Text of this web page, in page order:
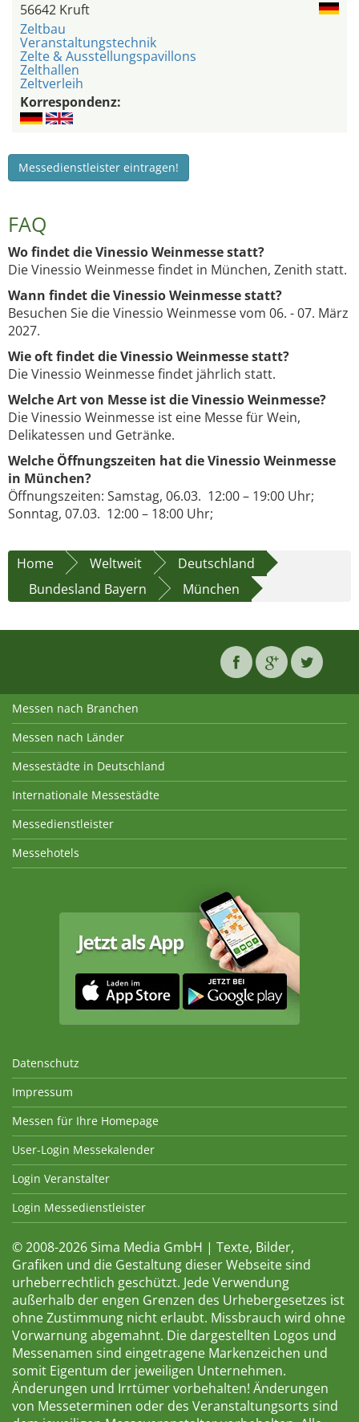
56642 Kruft
Zeltbau
Veranstaltungstechnik
Zelte & Ausstellungspavillons
Zelthallen
Zeltverleih
Korrespondenz:
Messedienstleister eintragen!
FAQ
Wo findet die Vinessio Weinmesse statt?
Die Vinessio Weinmesse findet in München, Zenith statt.
Wann findet die Vinessio Weinmesse statt?
Besuchen Sie die Vinessio Weinmesse vom 06. - 07. März
2027.
Wie oft findet die Vinessio Weinmesse statt?
Die Vinessio Weinmesse findet jährlich statt.
Welche Art von Messe ist die Vinessio Weinmesse?
Die Vinessio Weinmesse ist eine Messe für Wein,
Delikatessen und Getränke.
Welche Öffnungszeiten hat die Vinessio Weinmesse
in München?
Öffnungszeiten: Samstag, 06.03. 12:00 – 19:00 Uhr;
Sonntag, 07.03. 12:00 – 18:00 Uhr;
Home Weltweit
Deutschland
Bundesland Bayern
München
Messen nach Branchen
Messen nach Länder
Messestädte in Deutschland
Internationale Messestädte
Messedienstleister
Messehotels
Datenschutz
Impressum
Messen für Ihre Homepage
User-Login Messekalender
Login Veranstalter
Login Messedienstleister
© 2008-2026 Sima Media GmbH | Texte, Bilder,
Grafiken und die Gestaltung dieser Webseite sind
urheberrechtlich geschützt. Jede Verwendung
außerhalb der engen Grenzen des Urhebergesetzes ist
ohne Zustimmung nicht erlaubt. Missbrauch wird ohne
Vorwarnung abgemahnt. Die dargestellten Logos und
Messenamen sind eingetragene Markenzeichen und
somit Eigentum der jeweiligen Unternehmen.
Änderungen und Irrtümer vorbehalten! Änderungen
von Messeterminen oder des Veranstaltungsorts sind